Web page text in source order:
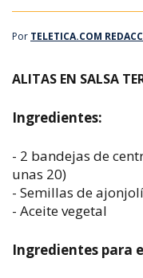
Por TELETICA.COM
ALITAS EN SALSA
Ingredientes:
- 2 bandejas de
unas 20)
- Semillas de ajonjolí
- Aceite vegetal
Ingredientes para